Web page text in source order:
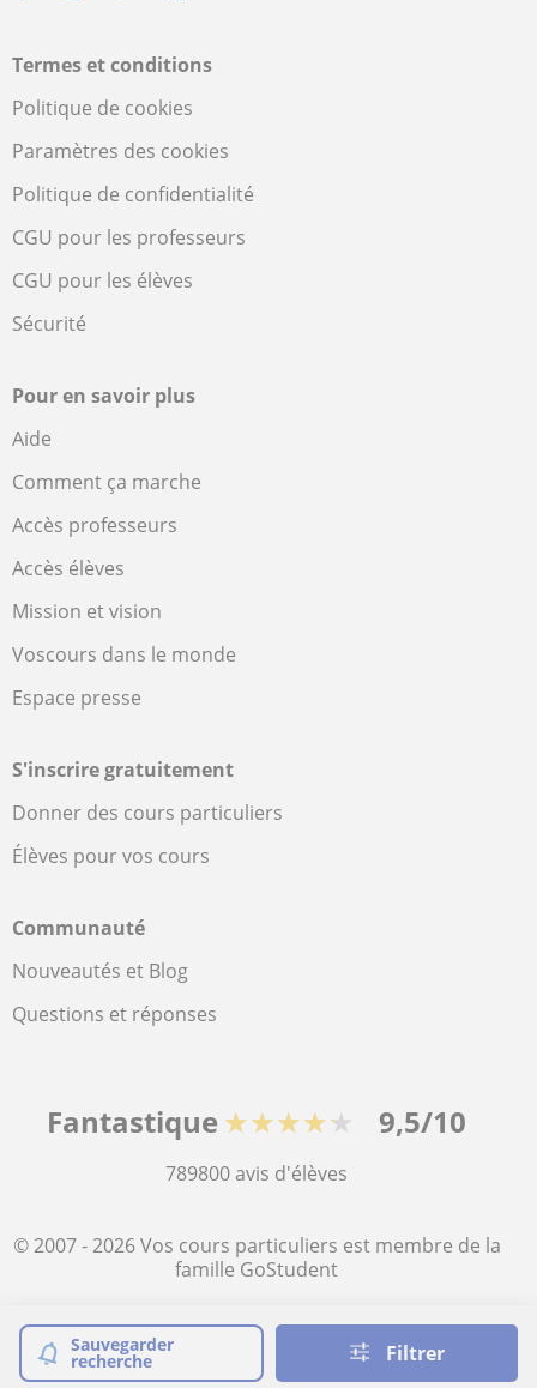
Sauvegarder
recherche Filtrer
Termes et conditions
Politique de cookies
Paramètres des cookies
Politique de confidentialité
CGU pour les professeurs
CGU pour les élèves
Sécurité
Pour en savoir plus
Aide
Comment ça marche
Accès professeurs
Accès élèves
Mission et vision
Voscours dans le monde
Espace presse
S'inscrire gratuitement
Donner des cours particuliers
Élèves pour vos cours
Communauté
Nouveautés et Blog
Questions et réponses
Fantastique ★★★★★ 9,5/10
789800avis d'élèves
© 2007 - 2026 Vos cours particuliers est membre de la
famille GoStudent
Plan du site:Cours particuliers